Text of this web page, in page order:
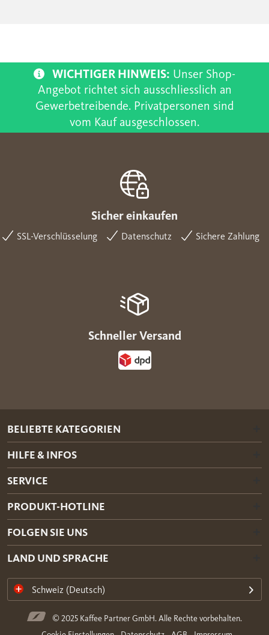
WICHTIGER HINWEIS: Unser Shop-
Angebot richtet sich ausschliesslich an
Gewerbetreibende. Privatpersonen sind
vom Kauf ausgeschlossen.
Sicher einkaufen
SSL-Verschlüsselung Datenschutz Sichere Zahlung
Schneller Versand
BELIEBTE KATEGORIEN
HILFE & INFOS
SERVICE
PRODUKT-HOTLINE
FOLGEN SIE UNS
LAND UND SPRACHE
Schweiz (Deutsch)
© 2025 Kaffee Partner GmbH. Alle Rechte vorbehalten.